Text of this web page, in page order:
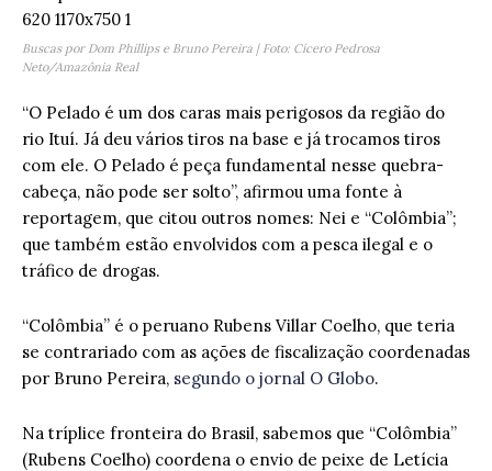
Buscas por Dom Phillips e Bruno Pereira | Foto: Cícero Pedrosa
Neto/Amazônia Real
“O Pelado é um dos caras mais perigosos da região do
rio Ituí. Já deu vários tiros na base e já trocamos tiros
com ele. O Pelado é peça fundamental nesse quebra-
cabeça, não pode ser solto”, afirmou uma fonte à
reportagem, que citou outros nomes: Nei e “Colômbia”;
que também estão envolvidos com a pesca ilegal e o
tráfico de drogas.
“Colômbia” é o peruano Rubens Villar Coelho, que teria
se contrariado com as ações de fiscalização coordenadas
por Bruno Pereira, segundo o jornal O Globo.
Na tríplice fronteira do Brasil, sabemos que “Colômbia”
(Rubens Coelho) coordena o envio de peixe de Letícia